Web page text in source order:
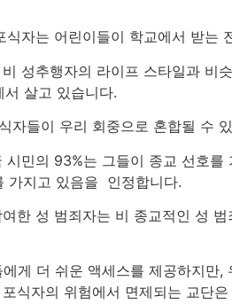
자는 어린이들이 학교에서 받는
성추행자의 라이프 스타일과 비
살고 있습니다.
자들이 우리 회중으로 혼합될 수
시민의 93%는 그들이 종교 선호
가지고 있음을 인정합니다.
한 성 범죄자는 비 종교적인 성
게 더 쉬운 액세스를 제공하지만
식자의 위험에서 면제되는 교단은